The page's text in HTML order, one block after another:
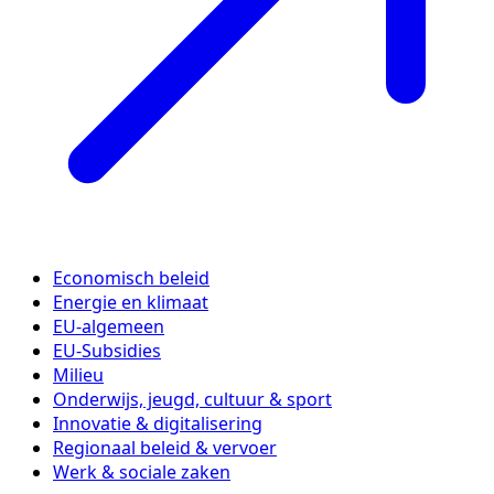
Economisch beleid
Energie en klimaat
EU-algemeen
EU-Subsidies
Milieu
Onderwijs, jeugd, cultuur & sport
Innovatie & digitalisering
Regionaal beleid & vervoer
Werk & sociale zaken